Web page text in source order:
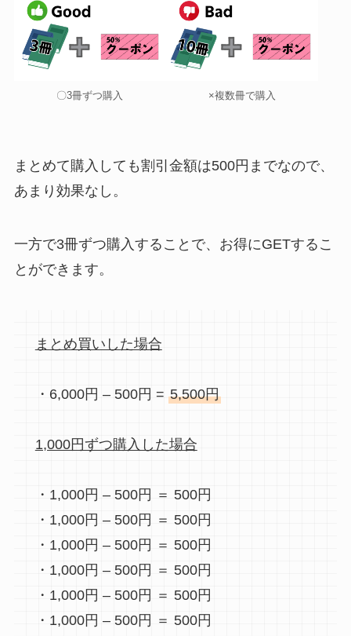
〇3冊ずつ購入 ×複数冊で購入
まとめて購入しても割引金額は500円までなので、
あまり効果なし。
一方で3冊ずつ購入することで、お得にGETするこ
とができます。
まとめ買いした場合
・6,000円 – 500円 = 5,500円
1,000円ずつ購入した場合
・1,000円 – 500円 ＝ 500円
・1,000円 – 500円 ＝ 500円
・1,000円 – 500円 ＝ 500円
・1,000円 – 500円 ＝ 500円
・1,000円 – 500円 ＝ 500円
・1,000円 – 500円 ＝ 500円